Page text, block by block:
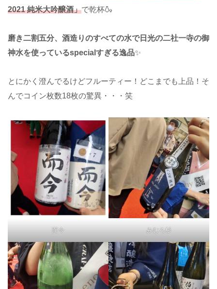
2021 純米大吟醸酒」で乾杯🍶
磨き二割五分、酒造りのすべての水で日光の二社一寺の御
神水を使っているspecialすぎる逸品✨
とにかく澄んでるけどフルーティー！どこまでも上品！そ
んでコイン枚数18枚の驚異・・・笑
而今 みむろ杉